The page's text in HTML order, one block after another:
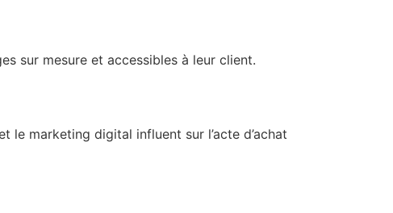
sur mesure et accessibles à leur client.
le marketing digital influent sur l’acte d’achat